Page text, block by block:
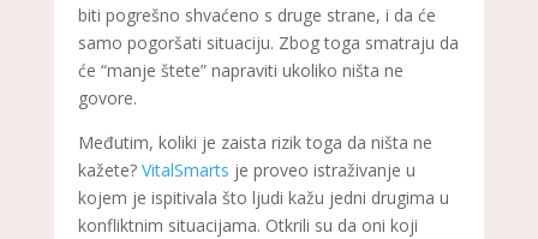
biti pogrešno shvaćeno s druge strane, i da će
samo pogoršati situaciju. Zbog toga smatraju da
će “manje štete” napraviti ukoliko ništa ne
govore.
Međutim, koliki je zaista rizik toga da ništa ne
kažete? VitalSmarts je proveo istraživanje u
kojem je ispitivala što ljudi kažu jedni drugima u
konfliktnim situacijama. Otkrili su da oni koji